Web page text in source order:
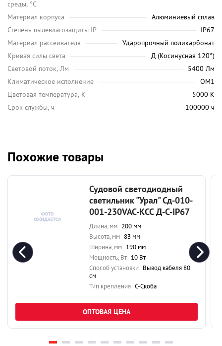
среды, °C
Материал корпуса
Алюминиевый сплав
Степень пылевлагозащиты IP
IP67
Материал рассеивателя
Ударопрочный поликарбонат
Кривая силы света
Д (Косинусная 120°)
Световой поток, Лм
5400 Лм
Климатическое исполнение
ОМ1
Цветовая температура, K
5000 K
Срок службы, ч
100000 ч
Похожие товары
Судовой светодиодный
светильник "Урал" Сд-010-
001-230VAC-КСС Д-С-IP67
Длина, мм 200 мм
Высота, мм 83 мм
Ширина, мм 190 мм
Мощность, Вт 10 Вт
Способ установки Вывод кабеля 80
см
Тип крепления С-Скоба
ОПТОВАЯ ЦЕНА